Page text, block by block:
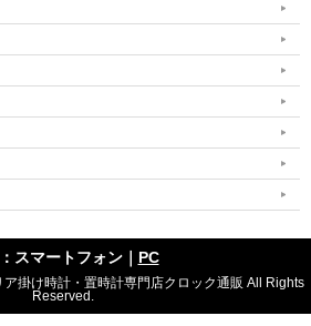
スマートフォン｜ PC
掛け時計・置時計専門店クロック通販 All Rights
Reserved.